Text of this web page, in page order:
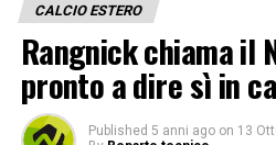
CALCIO ESTERO
Rangnick chiama il
pronto a dire sì in
Published 5 anni ago on 13